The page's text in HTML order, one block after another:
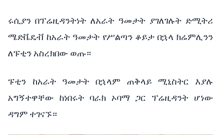
ሩሲያን በፕሬዚዳንትነት ለአራት ዓመታት ያገለገሉት ድሚትሪ
ሜድቬዴቭ ከአራት ዓመታት የሥልጣን ቆይታ በኋላ ክሬምሊንን
ለፑቲን አስረክበው ወጡ።
ፑቲን ከአራት ዓመታት በኋላም ጠቅላይ ሚኒስትር እያሉ
አግኝተዋቸው ከነበሩት ባራክ ኦባማ ጋር ፕሬዚዳንት ሆነው
ዳግም ተገናኙ።